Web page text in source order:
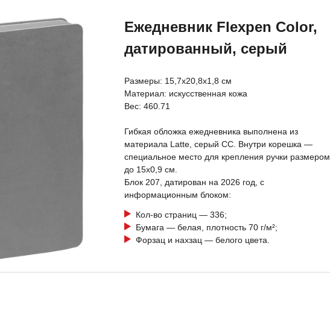
Ежедневник Flexpen Color,
датированный, серый
Размеры: 15,7х20,8х1,8 см
Материал: искусственная кожа
Вес: 460.71
Гибкая обложка ежедневника выполнена из
материала Latte, серый СС. Внутри корешка —
специальное место для крепления ручки размером
до 15х0,9 см.
Блок 207, датирован на 2026 год, с
информационным блоком:
Кол-во страниц — 336;
Бумага — белая, плотность 70 г/м²;
Форзац и нахзац — белого цвета.